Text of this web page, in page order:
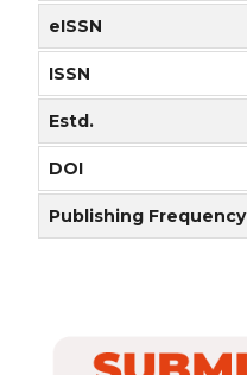
eISSN
ISSN
Estd.
DOI
Publishing Frequency